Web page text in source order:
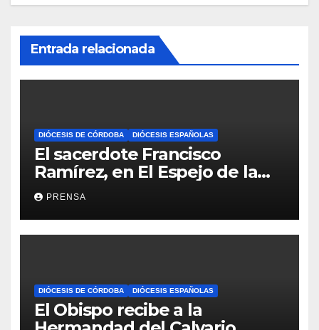
Entrada relacionada
DIÓCESIS DE CÓRDOBA DIÓCESIS ESPAÑOLAS
El sacerdote Francisco
Ramírez, en El Espejo de la
Iglesia
PRENSA
DIÓCESIS DE CÓRDOBA DIÓCESIS ESPAÑOLAS
El Obispo recibe a la